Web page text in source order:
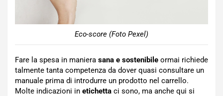
Eco-score (Foto Pexel)
Fare la spesa in maniera sana e sostenibile ormai richiede
talmente tanta competenza da dover quasi consultare un
manuale prima di introdurre un prodotto nel carrello.
Molte indicazioni in etichetta ci sono, ma anche qui si